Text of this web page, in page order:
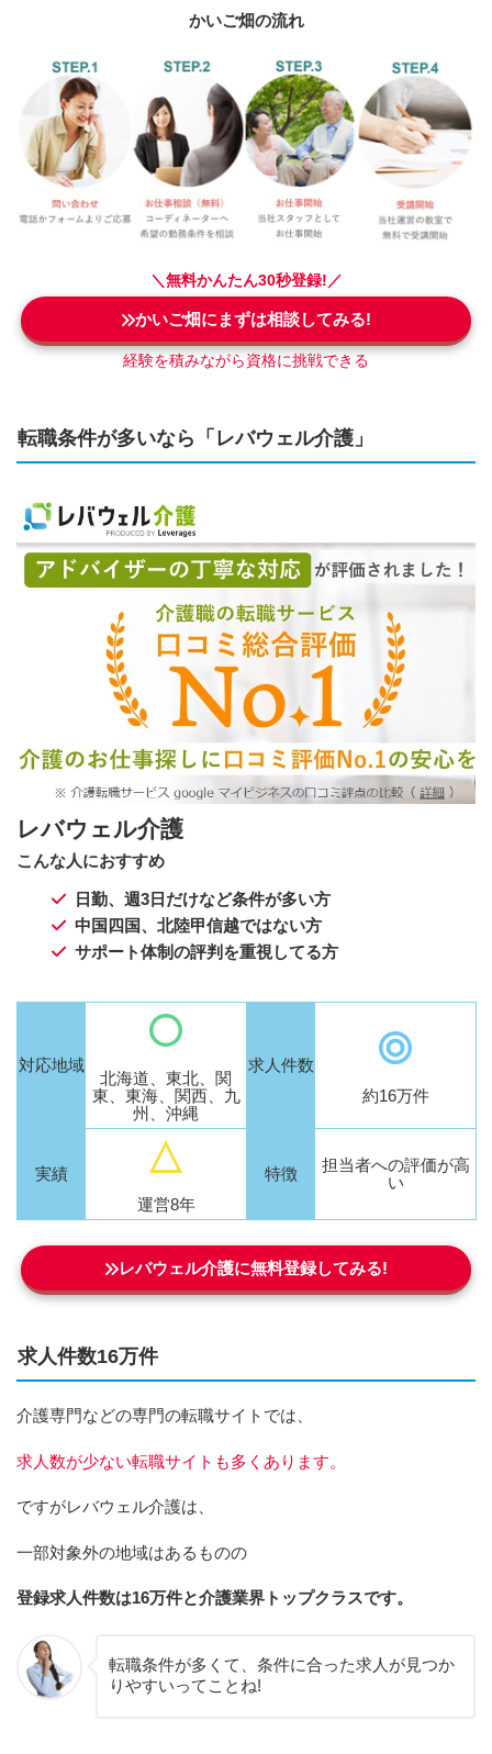
かいご畑の流れ
＼無料かんたん30秒登録!／
かいご畑にまずは相談してみる!
経験を積みながら資格に挑戦できる
転職条件が多いなら「レバウェル介護」
レバウェル介護
こんな人におすすめ
日勤、週3日だけなど条件が多い方
中国四国、北陸甲信越ではない方
サポート体制の評判を重視してる方
対応地域
北海道、東北、関
東、東海、関西、九
州、沖縄
求人件数
約16万件
実績
運営8年
特徴
担当者への評価が高
い
レバウェル介護に無料登録してみる!
求人件数16万件
介護専門などの専門の転職サイトでは、
求人数が少ない転職サイトも多くあります。
ですがレバウェル介護は、
一部対象外の地域はあるものの
登録求人件数は16万件と介護業界トップクラスです。
転職条件が多くて、条件に合った求人が見つか
りやすいってことね!